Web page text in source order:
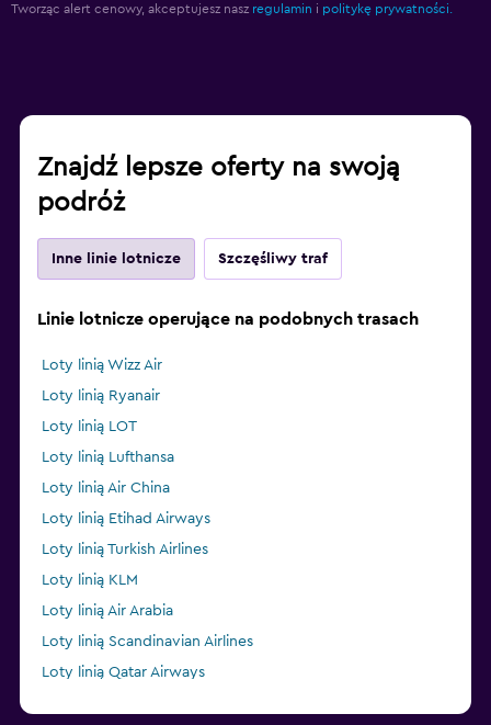
Tworząc alert cenowy, akceptujesz nasz regulamin i politykę prywatności.
Znajdź lepsze oferty na swoją
podróż
Inne linie lotnicze Szczęśliwy traf
Linie lotnicze operujące na podobnych trasach
Loty linią Wizz Air
Loty linią Ryanair
Loty linią LOT
Loty linią Lufthansa
Loty linią Air China
Loty linią Etihad Airways
Loty linią Turkish Airlines
Loty linią KLM
Loty linią Air Arabia
Loty linią Scandinavian Airlines
Loty linią Qatar Airways